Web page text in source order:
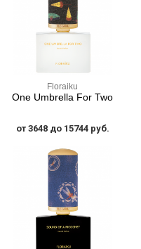
Floraiku
One Umbrella For Two
от 3648 до 15744 руб.